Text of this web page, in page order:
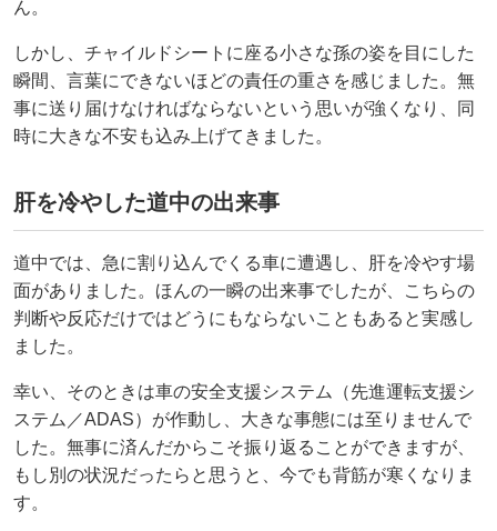
ん。
しかし、チャイルドシートに座る小さな孫の姿を目にした
瞬間、言葉にできないほどの責任の重さを感じました。無
事に送り届けなければならないという思いが強くなり、同
時に大きな不安も込み上げてきました。
肝を冷やした道中の出来事
道中では、急に割り込んでくる車に遭遇し、肝を冷やす場
面がありました。ほんの一瞬の出来事でしたが、こちらの
判断や反応だけではどうにもならないこともあると実感し
ました。
幸い、そのときは車の安全支援システム（先進運転支援シ
ステム／ADAS）が作動し、大きな事態には至りませんで
した。無事に済んだからこそ振り返ることができますが、
もし別の状況だったらと思うと、今でも背筋が寒くなりま
す。